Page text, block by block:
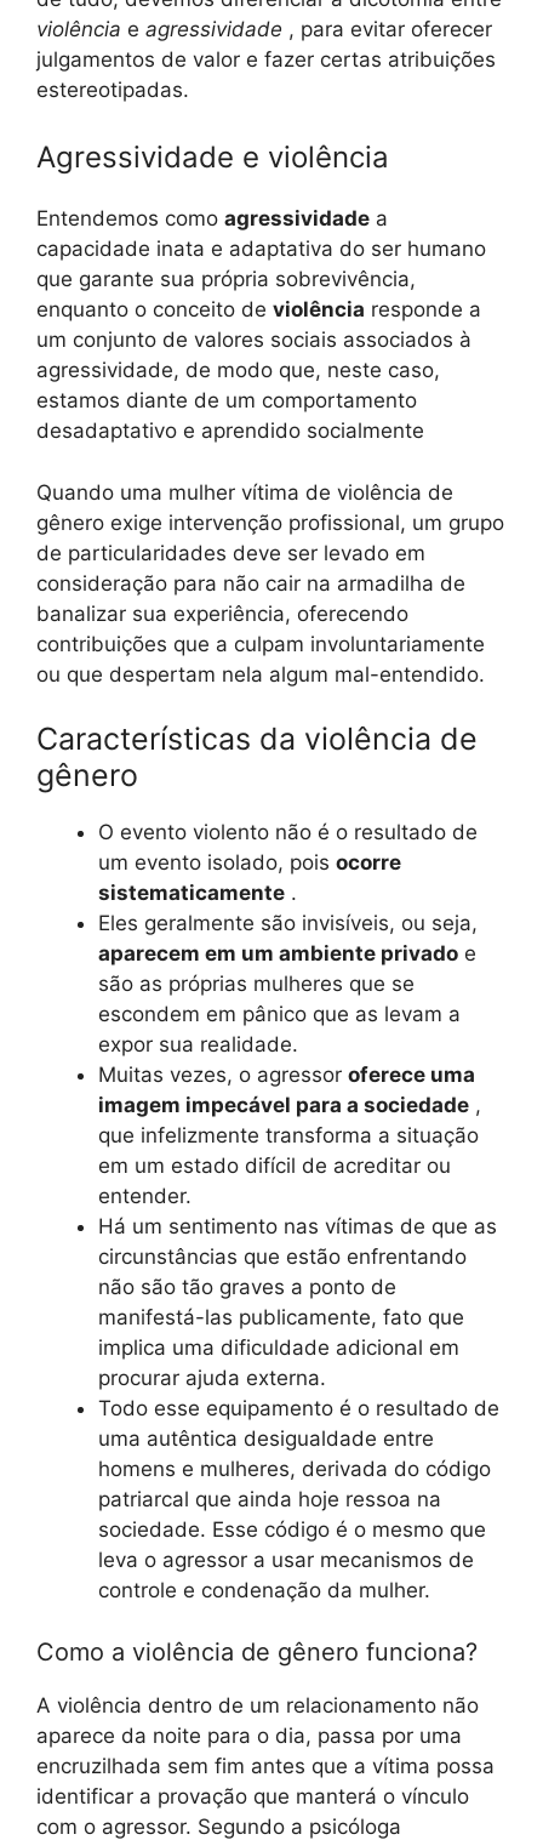
violência e agressividade , para evitar oferecer
julgamentos de valor e fazer certas atribuições
estereotipadas.
Agressividade e violência
Entendemos como agressividade a
capacidade inata e adaptativa do ser humano
que garante sua própria sobrevivência,
enquanto o conceito de violência responde a
um conjunto de valores sociais associados à
agressividade, de modo que, neste caso,
estamos diante de um comportamento
desadaptativo e aprendido socialmente
Quando uma mulher vítima de violência de
gênero exige intervenção profissional, um grupo
de particularidades deve ser levado em
consideração para não cair na armadilha de
banalizar sua experiência, oferecendo
contribuições que a culpam involuntariamente
ou que despertam nela algum mal-entendido.
Características da violência de
gênero
O evento violento não é o resultado de
um evento isolado, pois ocorre
sistematicamente .
Eles geralmente são invisíveis, ou seja,
aparecem em um ambiente privado e
são as próprias mulheres que se
escondem em pânico que as levam a
expor sua realidade.
Muitas vezes, o agressor oferece uma
imagem impecável para a sociedade ,
que infelizmente transforma a situação
em um estado difícil de acreditar ou
entender.
Há um sentimento nas vítimas de que as
circunstâncias que estão enfrentando
não são tão graves a ponto de
manifestá-las publicamente, fato que
implica uma dificuldade adicional em
procurar ajuda externa.
Todo esse equipamento é o resultado de
uma autêntica desigualdade entre
homens e mulheres, derivada do código
patriarcal que ainda hoje ressoa na
sociedade. Esse código é o mesmo que
leva o agressor a usar mecanismos de
controle e condenação da mulher.
Como a violência de gênero funciona?
A violência dentro de um relacionamento não
aparece da noite para o dia, passa por uma
encruzilhada sem fim antes que a vítima possa
identificar a provação que manterá o vínculo
com o agressor. Segundo a psicóloga